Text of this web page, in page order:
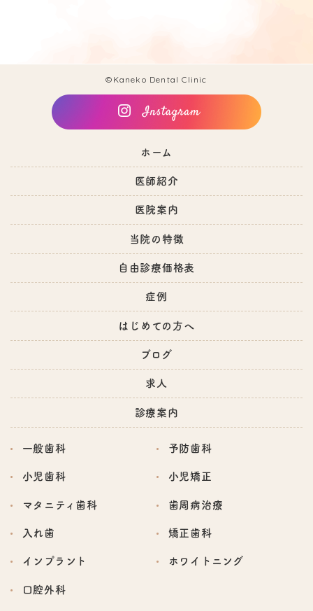
©Kaneko Dental Clinic
ホーム
医師紹介
医院案内
当院の特徴
自由診療価格表
症例
はじめての方へ
ブログ
求人
診療案内
一般歯科 予防歯科
小児歯科 小児矯正
マタニティ歯科 歯周病治療
入れ歯 矯正歯科
インプラント ホワイトニング
口腔外科